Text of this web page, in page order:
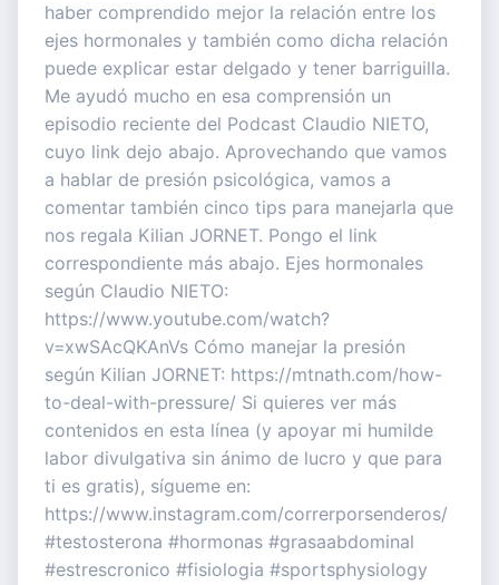
haber comprendido mejor la relación entre los
ejes hormonales y también como dicha relación
puede explicar estar delgado y tener barriguilla.
Me ayudó mucho en esa comprensión un
episodio reciente del Podcast Claudio NIETO,
cuyo link dejo abajo. Aprovechando que vamos
a hablar de presión psicológica, vamos a
comentar también cinco tips para manejarla que
nos regala Kilian JORNET. Pongo el link
correspondiente más abajo. Ejes hormonales
según Claudio NIETO:
https://www.youtube.com/watch?
v=xwSAcQKAnVs Cómo manejar la presión
según Kilian JORNET: https://mtnath.com/how-
to-deal-with-pressure/ Si quieres ver más
contenidos en esta línea (y apoyar mi humilde
labor divulgativa sin ánimo de lucro y que para
ti es gratis), sígueme en:
https://www.instagram.com/correrporsenderos/
#testosterona #hormonas #grasaabdominal
#estrescronico #fisiologia #sportsphysiology